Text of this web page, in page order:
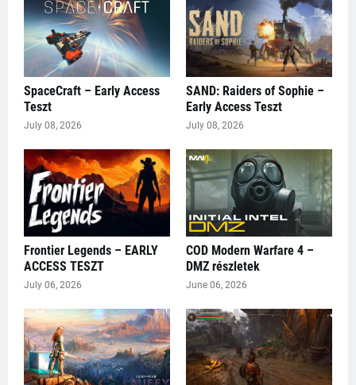
SpaceCraft – Early Access
Teszt
July 08, 2026
SAND: Raiders of Sophie –
Early Access Teszt
July 08, 2026
Frontier Legends – EARLY
ACCESS TESZT
July 06, 2026
COD Modern Warfare 4 –
DMZ részletek
June 06, 2026